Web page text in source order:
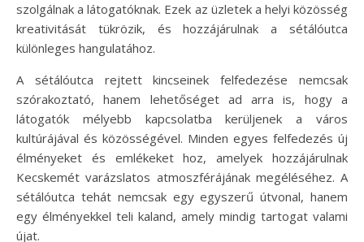
szolgálnak a látogatóknak. Ezek az üzletek a helyi közösség
kreativitását tükrözik, és hozzájárulnak a sétálóutca
különleges hangulatához.
A sétálóutca rejtett kincseinek felfedezése nemcsak
szórakoztató, hanem lehetőséget ad arra is, hogy a
látogatók mélyebb kapcsolatba kerüljenek a város
kultúrájával és közösségével. Minden egyes felfedezés új
élményeket és emlékeket hoz, amelyek hozzájárulnak
Kecskemét varázslatos atmoszférájának megéléséhez. A
sétálóutca tehát nemcsak egy egyszerű útvonal, hanem
egy élményekkel teli kaland, amely mindig tartogat valami
újat.